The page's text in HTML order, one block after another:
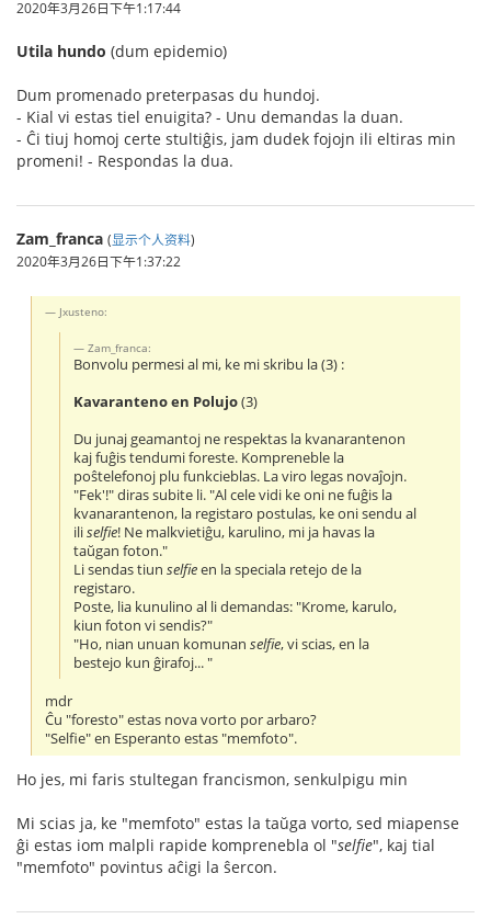
2020年3月26日下午1:17:44
Utila hundo (dum epidemio)
Dum promenado preterpasas du hundoj.
- Kial vi estas tiel enuigita? - Unu demandas la duan.
- Ĉi tiuj homoj certe stultiĝis, jam dudek fojojn ili eltiras min
promeni! - Respondas la dua.
Zam_franca (显示个人资料)
2020年3月26日下午1:37:22
Jxusteno:
Zam_franca:
Bonvolu permesi al mi, ke mi skribu la (3) :
Kavaranteno en Polujo(3)
Du junaj geamantoj ne respektas la kvanarantenon
kaj fuĝis tendumi foreste. Kompreneble la
poŝtelefonoj plu funkcieblas. La viro legas novaĵojn.
"Fek'!" diras subite li. "Al cele vidi ke oni ne fuĝis la
kvanarantenon, la registaro postulas, ke oni sendu al
iliselfie! Ne malkvietiĝu, karulino, mi ja havas la
taŭgan foton."
Li sendas tiunselfieen la speciala retejo de la
registaro.
Poste, lia kunulino al li demandas: "Krome, karulo,
kiun foton vi sendis?"
"Ho, nian unuan komunanselfie, vi scias, en la
bestejo kun ĝirafoj... "
mdr
Ĉu "foresto" estas nova vorto por arbaro?
"Selfie" en Esperanto estas "memfoto".
Ho jes, mi faris stultegan francismon, senkulpigu min
Mi scias ja, ke "memfoto" estas la taŭga vorto, sed miapense
ĝi estas iom malpli rapide komprenebla ol "selfie", kaj tial
"memfoto" povintus aĉigi la ŝercon.